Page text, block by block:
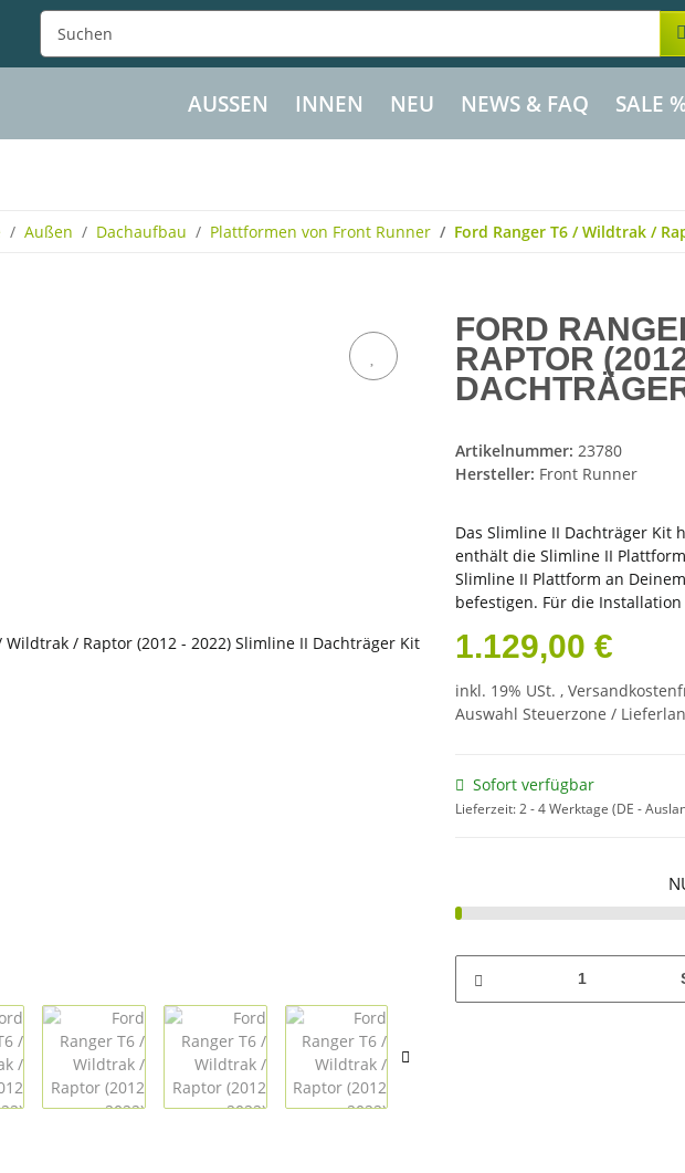
AUSSEN INNEN NEU NEWS & FAQ SALE
Außen Dachaufbau Plattformen von Front Runner Ford Ranger T6 / Wildtrak /
FORD
RAPTOR
Artikelnummer: 23780
Hersteller: Front Runner
Das Slimline II Dachträger Kit
enthält die Slimline II
Slimline II Plattform an
befestigen. Für die
1.129,00 €
inkl. 19% USt. ,
Auswahl Steuerzone /
Sofort verfügbar
Lieferzeit:2 - 4 Werktage (DE -